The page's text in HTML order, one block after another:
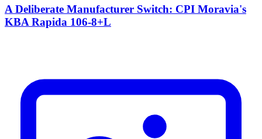
A Deliberate Manufacturer Switch: CPI Moravia's
KBA Rapida 106-8+L